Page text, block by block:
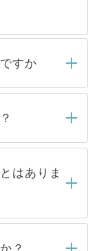
すか
担当者がご
ルもしくは
連絡をせて
待ちくださ
いる求人の
覧いただ
公開求人は
公開してい
はありま
切ありませ
をいただい